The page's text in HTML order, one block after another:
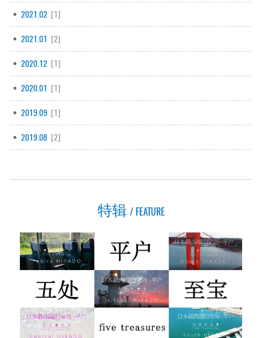
2021.02 [1]
2021.01 [2]
2020.12 [1]
2020.01 [1]
2019.09 [1]
2019.08 [2]
特辑 FEATURE